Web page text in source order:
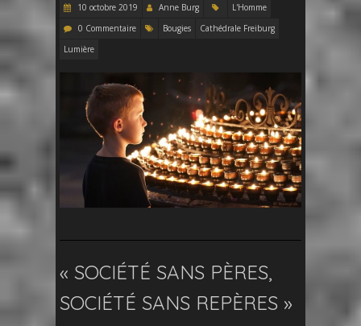
10 octobre 2019 Anne Burg
L'Homme
0 Commentaire
Bougies
Cathédrale Freiburg
Lumière
« SOCIÉTÉ SANS PÈRES,
SOCIÉTÉ SANS REPÈRES »